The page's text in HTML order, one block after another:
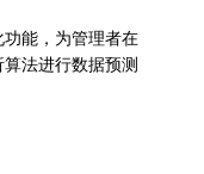
能，为管理者在
法进行数据预测